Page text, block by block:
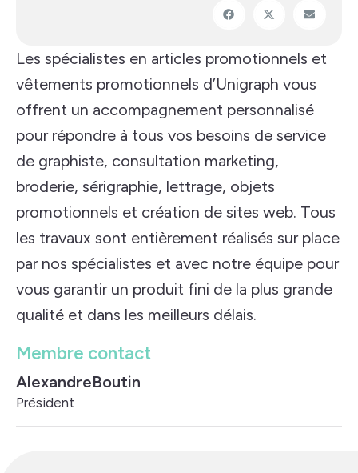
Les spécialistes en articles promotionnels et
vêtements promotionnels d’Unigraph vous
offrent un accompagnement personnalisé
pour répondre à tous vos besoins de service
de graphiste, consultation marketing,
broderie, sérigraphie, lettrage, objets
promotionnels et création de sites web. Tous
les travaux sont entièrement réalisés sur place
par nos spécialistes et avec notre équipe pour
vous garantir un produit fini de la plus grande
qualité et dans les meilleurs délais.
Membre contact
AlexandreBoutin
Président